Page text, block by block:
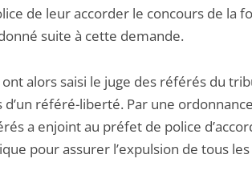
de leur accorder le concours de la
suite à cette demande.
ont alors saisi le juge des référés du
référé-liberté. Par une
a enjoint au préfet de police
pour assurer l’expulsion de tous les